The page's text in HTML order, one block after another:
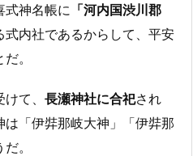
式神名帳に 「河内国渋川郡
式内社であるからして、平安
。
て、 長瀬神社に合祀され
「伊弉那岐大神」「伊弉那
。